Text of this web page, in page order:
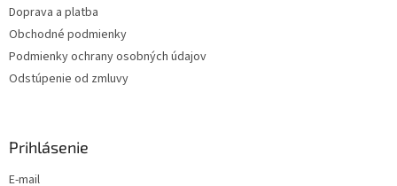
Doprava a platba
Obchodné podmienky
Podmienky ochrany osobných údajov
Odstúpenie od zmluvy
Prihlásenie
E-mail